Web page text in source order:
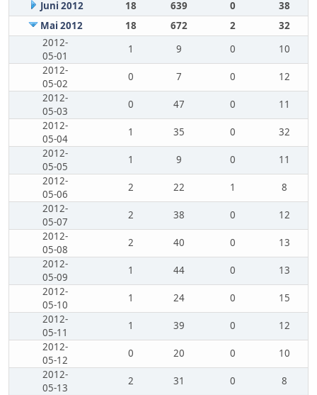
Juni 2012
18 639 0
38
Mai 2012
18 672 2
32
2012-
05-01
1 9 0
10
2012-
05-02
0 7 0
12
2012-
05-03
0 47 0
11
2012-
05-04
1 35 0
32
2012-
05-05
1 9 0
11
2012-
05-06
2 22 1
8
2012-
05-07
2 38 0
12
2012-
05-08
2 40 0
13
2012-
05-09
1 44 0
13
2012-
05-10
1 24 0
15
2012-
05-11
1 39 0
12
2012-
05-12
0 20 0
10
2012-
05-13
2 31 0
8